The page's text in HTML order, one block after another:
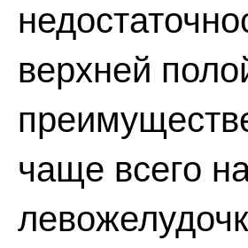
верхней
чаще всего